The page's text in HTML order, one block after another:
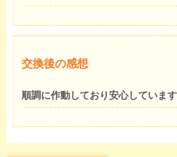
交換後の感想
順調に作動しており安心しています